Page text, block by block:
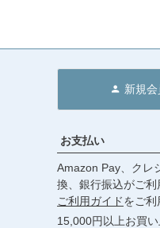
新規
お支払い
Amazon Pay、クレ
換、銀行振込がご
ご利用ガイドをご利
15,000円以上お買